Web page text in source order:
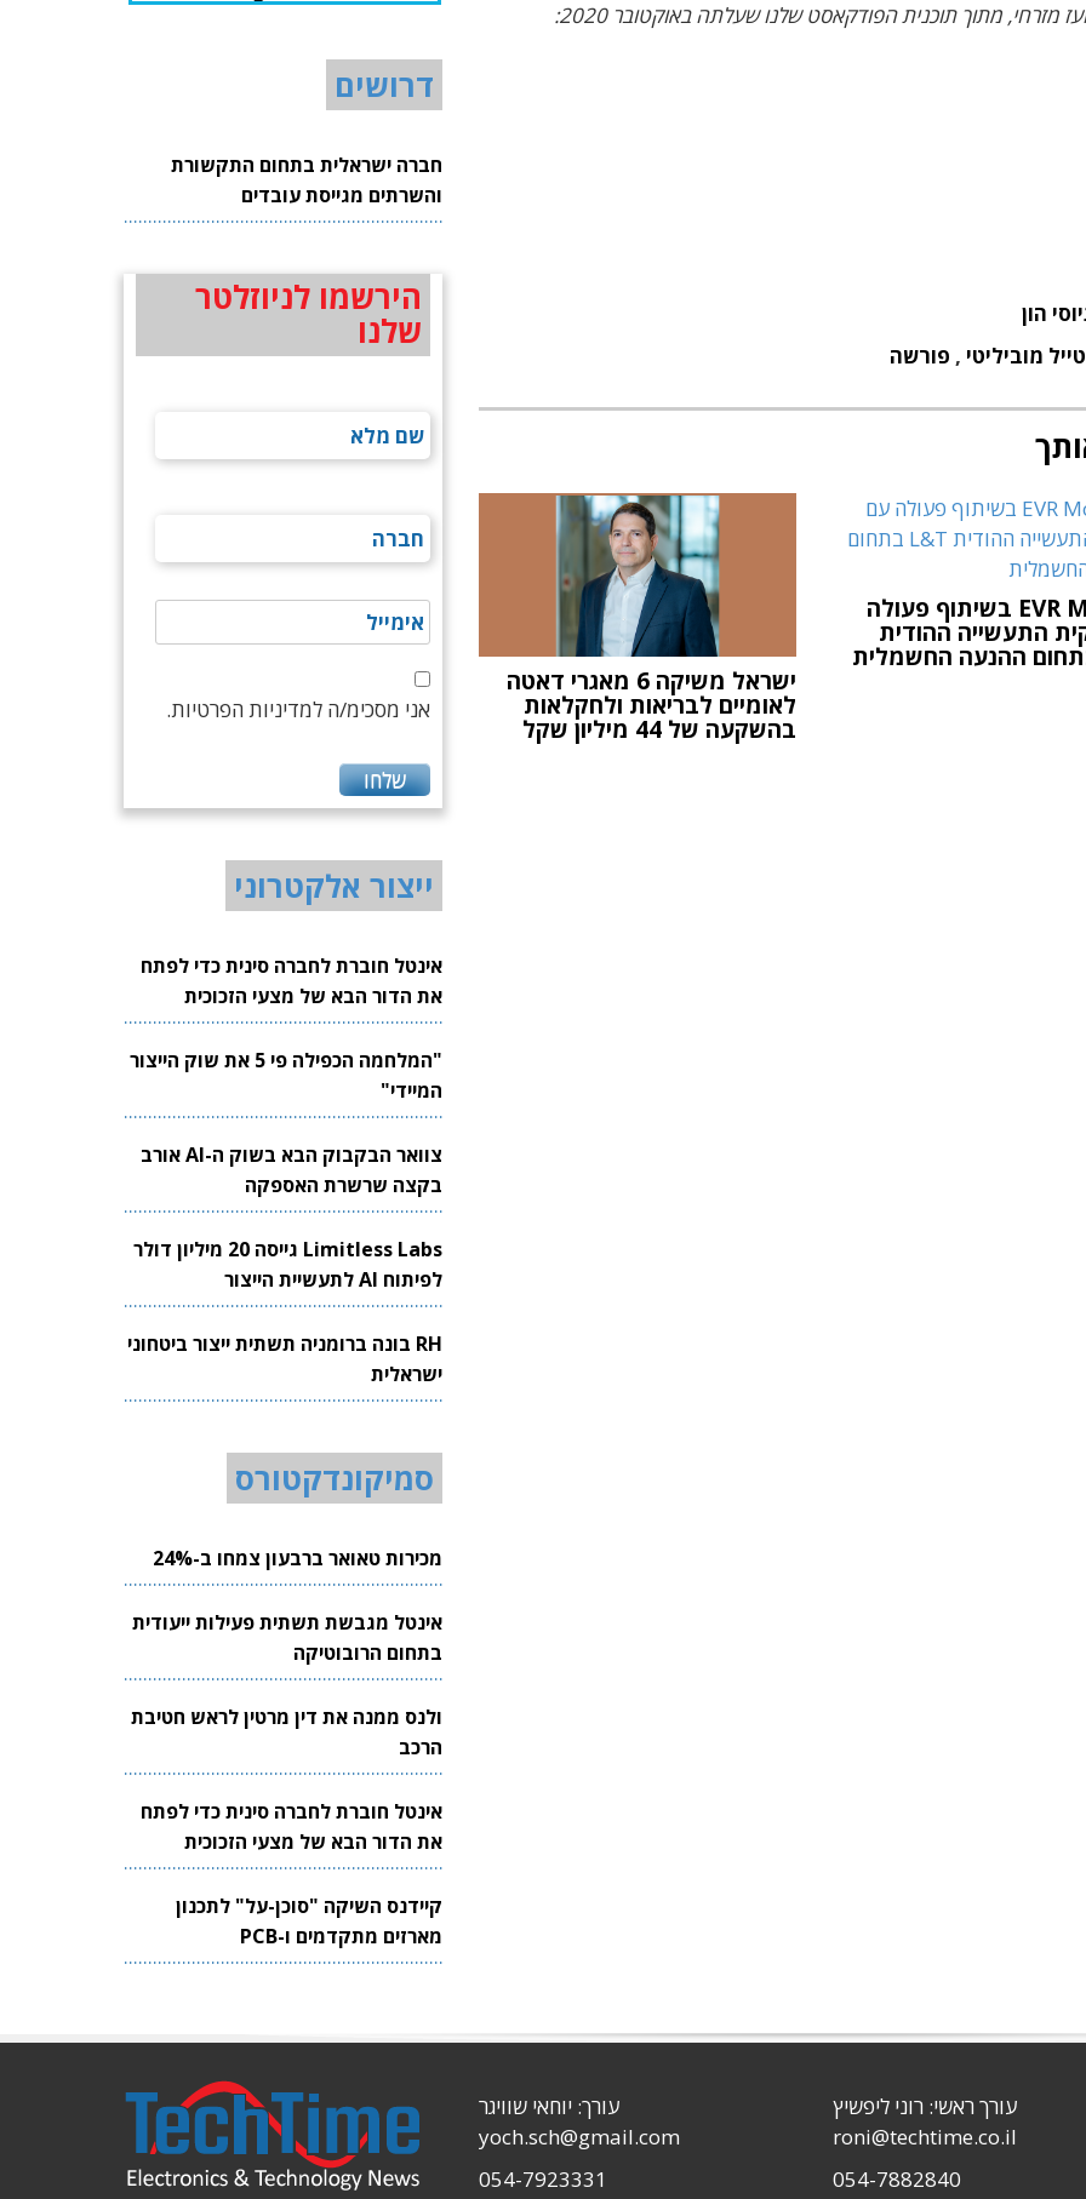
מזרחי, מתוך תוכנית הפודקאסט שלנו שעלתה באוקטובר 2020:
הון
מוביליטי , פורשה
EVR Motors בשיתוף פעולה
התעשייה ההודית
ישראל משיקה 6 מאגרי דאטה
לאומיים לבריאות ולחקלאות
בהשקעה של 44 מיליון שקל
דרושים
חברה ישראלית בתחום התקשורת
והשרתים מגייסת עובדים
הירשמו לניוזלטר
שלנו
אני מסכימ/ה למדיניות הפרטיות.
ייצור אלקטרוני
אינטל חוברת לחברה סינית כדי לפתח
את הדור הבא של מצעי הזכוכית
לשבבים
"המלחמה הכפילה פי 5 את שוק הייצור
המיידי"
צוואר הבקבוק הבא בשוק ה-AI אורב
בקצה שרשרת האספקה
Limitless Labs גייסה 20 מיליון דולר
לפיתוח AI לתעשיית הייצור
RH בונה ברומניה תשתית ייצור ביטחוני
ישראלית
סמיקונדקטורס
מכירות טאואר ברבעון צמחו ב-24%
אינטל מגבשת תשתית פעילות ייעודית
בתחום הרובוטיקה
ולנס ממנה את דין מרטין לראש חטיבת
הרכב
אינטל חוברת לחברה סינית כדי לפתח
את הדור הבא של מצעי הזכוכית
לשבבים
קיידנס השיקה "סוכן-על" לתכנון
מארזים מתקדמים ו-PCB
עורך ראשי: רוני ליפשיץ
roni@techtime.co.il
054-7882840
עורך: יוחאי שוויגר
yoch.sch@gmail.com
054-7923331